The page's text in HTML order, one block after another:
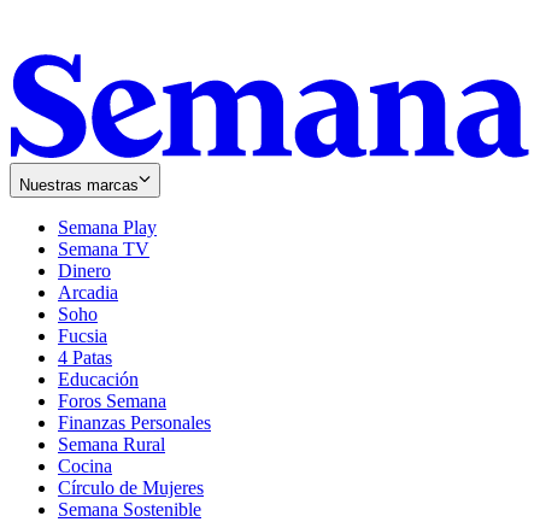
Nuestras marcas
Semana Play
Semana TV
Dinero
Arcadia
Soho
in
new
window
Fucsia
in
new
window
4 Patas
Educación
Foros Semana
Finanzas Personales
Semana Rural
Cocina
Círculo de Mujeres
Semana Sostenible